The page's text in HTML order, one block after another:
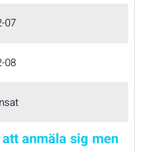
07
08
anmäla sig men